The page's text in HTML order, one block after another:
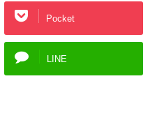
Pocket
LINE